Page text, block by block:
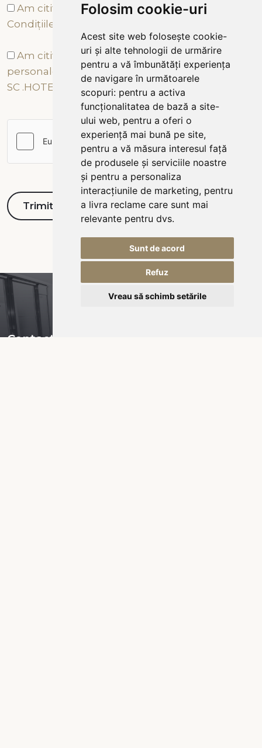
Folosim cookie-uri
Acest site web folosește cookie-
uri și alte tehnologii de urmărire
pentru a vă îmbunătăți experiența
de navigare în următoarele
scopuri: pentru a activa
funcționalitatea de bază a site-
ului web, pentru a oferi o
experiență mai bună pe site,
pentru a vă măsura interesul față
de produsele și serviciile noastre
și pentru a personaliza
interacțiunile de marketing, pentru
a livra reclame care sunt mai
relevante pentru dvs.
Sunt de acord
Refuz
Vreau să schimb setările
Am citit și sunt de acord cu Termenii și
Condițiile
Am citit și sunt de acord cu prelucrarea datelor
personale conform Politicii de Confidențialitate a
SC .HOTEL TÂRNAVA 2000 SRL
Contact